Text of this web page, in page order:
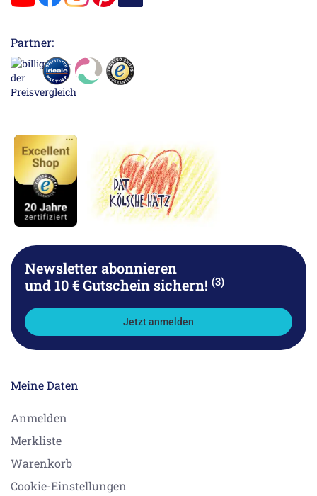
Partner:
Newsletter abonnieren
und 10 € Gutschein sichern! (3)
Jetzt anmelden
Meine Daten
Anmelden
Merkliste
Warenkorb
Cookie-Einstellungen